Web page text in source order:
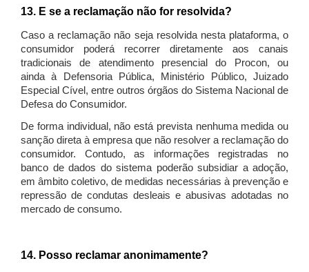
13. E se a reclamação não for resolvida?
Caso a reclamação não seja resolvida nesta plataforma, o
consumidor poderá recorrer diretamente aos canais
tradicionais de atendimento presencial do Procon, ou
ainda à Defensoria Pública, Ministério Público, Juizado
Especial Cível, entre outros órgãos do Sistema Nacional de
Defesa do Consumidor.
De forma individual, não está prevista nenhuma medida ou
sanção direta à empresa que não resolver a reclamação do
consumidor. Contudo, as informações registradas no
banco de dados do sistema poderão subsidiar a adoção,
em âmbito coletivo, de medidas necessárias à prevenção e
repressão de condutas desleais e abusivas adotadas no
mercado de consumo.
14. Posso reclamar anonimamente?